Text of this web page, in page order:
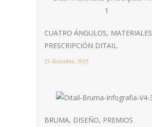
CUATRO ÁNGULOS, MATERIALES
PRESCRIPCIÓN DITAIL.
23 diciembre, 2025
BRUMA, DISEÑO, PREMIOS